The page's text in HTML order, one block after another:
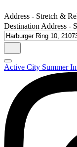
Address - Stretch &
Destination Address -
Active City Summer